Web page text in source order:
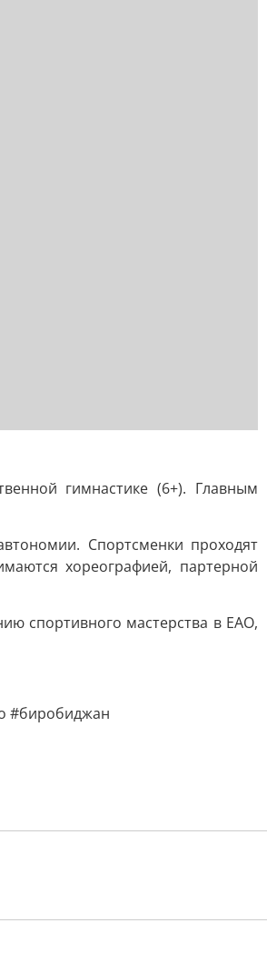
гимнастике (6+). Главным
Спортсменки проходят
хореографией, партерной
спортивного мастерства в ЕАО,
#биробиджан